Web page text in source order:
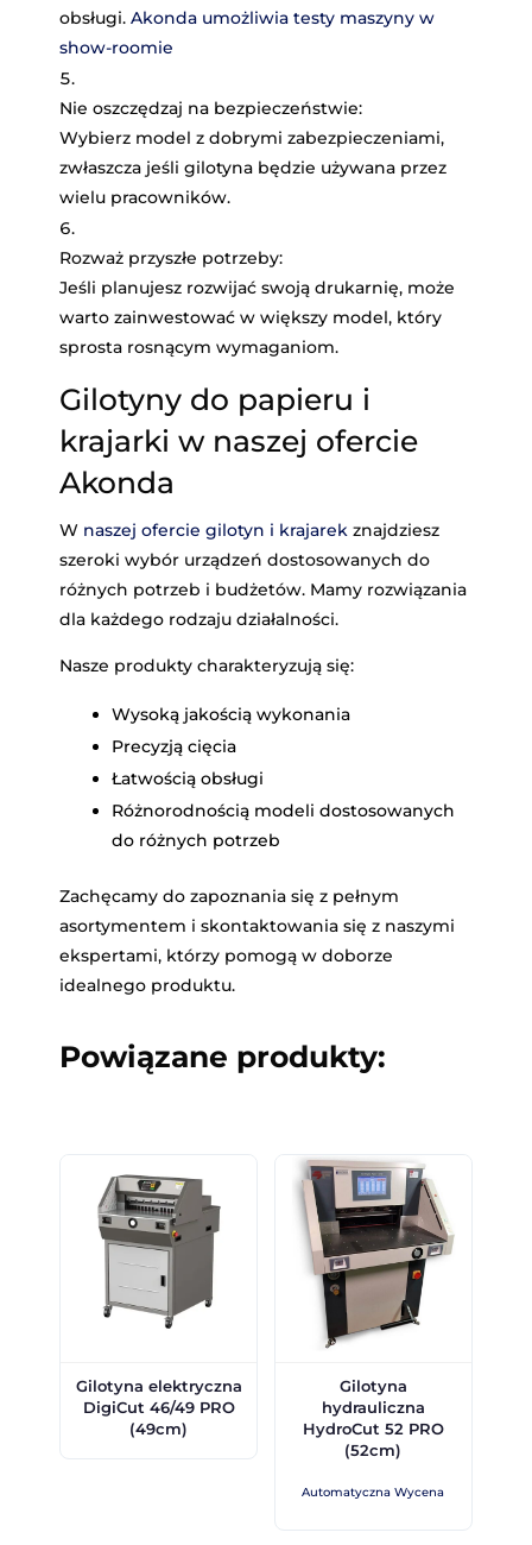
obsługi. Akonda umożliwia testy maszyny w
show-roomie
Nie oszczędzaj na bezpieczeństwie:
Wybierz model z dobrymi zabezpieczeniami,
zwłaszcza jeśli gilotyna będzie używana przez
wielu pracowników.
Rozważ przyszłe potrzeby:
Jeśli planujesz rozwijać swoją drukarnię, może
warto zainwestować w większy model, który
sprosta rosnącym wymaganiom.
Gilotyny do papieru i
krajarki w naszej ofercie
Akonda
W naszej ofercie gilotyn i krajarek znajdziesz
szeroki wybór urządzeń dostosowanych do
różnych potrzeb i budżetów. Mamy rozwiązania
dla każdego rodzaju działalności.
Nasze produkty charakteryzują się:
Wysoką jakością wykonania
Precyzją cięcia
Łatwością obsługi
Różnorodnością modeli dostosowanych
do różnych potrzeb
Zachęcamy do zapoznania się z pełnym
asortymentem i skontaktowania się z naszymi
ekspertami, którzy pomogą w doborze
idealnego produktu.
Powiązane produkty:
Gilotyna elektryczna
DigiCut 46/49 PRO
(49cm)
Gilotyna
hydrauliczna
HydroCut 52 PRO
(52cm)
Automatyczna Wycena